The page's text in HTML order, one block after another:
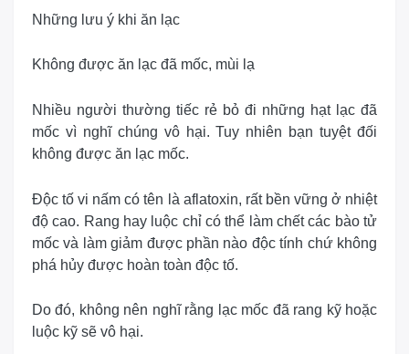
Những lưu ý khi ăn lạc
Không được ăn lạc đã mốc, mùi lạ
Nhiều người thường tiếc rẻ bỏ đi những hạt lạc đã
mốc vì nghĩ chúng vô hại. Tuy nhiên bạn tuyệt đối
không được ăn lạc mốc.
Độc tố vi nấm có tên là aflatoxin, rất bền vững ở nhiệt
độ cao. Rang hay luộc chỉ có thể làm chết các bào tử
mốc và làm giảm được phần nào độc tính chứ không
phá hủy được hoàn toàn độc tố.
Do đó, không nên nghĩ rằng lạc mốc đã rang kỹ hoặc
luộc kỹ sẽ vô hại.